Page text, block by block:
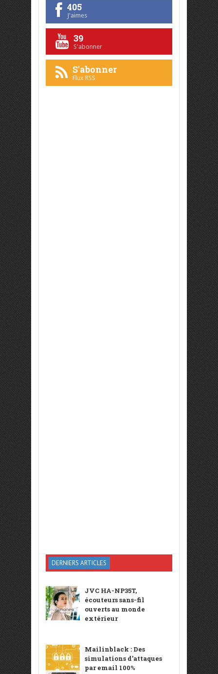
405
J'aimes
39
S'abonner
S'abonner
Flux RSS
DERNIERS ARTICLES
JVC HA-NP35T,
écouteurs sans-fil
ouverts au monde
extérieur
Mailinblack : Des
simulations d’attaques
par email 100%